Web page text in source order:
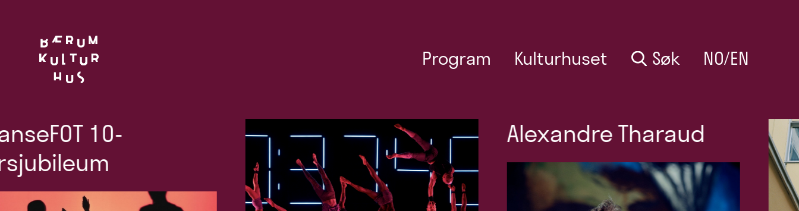
Program Kulturhuset Søk NO/EN
Alexandre Tharaud